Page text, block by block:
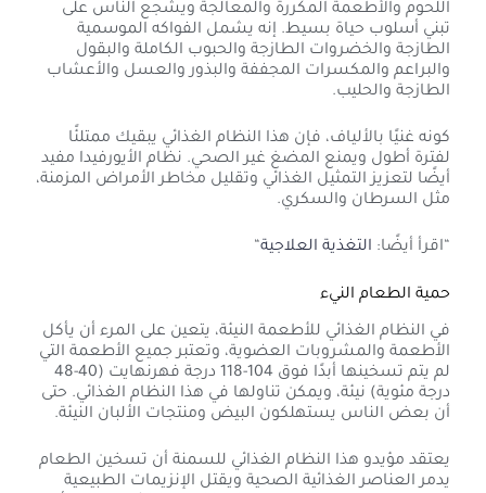
اللحوم والأطعمة المكررة والمعالجة ويشجع الناس على
تبني أسلوب حياة بسيط. إنه يشمل الفواكه الموسمية
الطازجة والخضروات الطازجة والحبوب الكاملة والبقول
والبراعم والمكسرات المجففة والبذور والعسل والأعشاب
الطازجة والحليب.
كونه غنيًا بالألياف، فإن هذا النظام الغذائي يبقيك ممتلئًا
لفترة أطول ويمنع المضغ غير الصحي. نظام الأيورفيدا مفيد
أيضًا لتعزيز التمثيل الغذائي وتقليل مخاطر الأمراض المزمنة،
مثل السرطان والسكري.
“اقرأ أيضًا: التغذية العلاجية“
حمية الطعام النيء
في النظام الغذائي للأطعمة النيئة، يتعين على المرء أن يأكل
الأطعمة والمشروبات العضوية، وتعتبر جميع الأطعمة التي
لم يتم تسخينها أبدًا فوق 104-118 درجة فهرنهايت (40-48
درجة مئوية) نيئة، ويمكن تناولها في هذا النظام الغذائي. حتى
أن بعض الناس يستهلكون البيض ومنتجات الألبان النيئة.
يعتقد مؤيدو هذا النظام الغذائي للسمنة أن تسخين الطعام
يدمر العناصر الغذائية الصحية ويقتل الإنزيمات الطبيعية